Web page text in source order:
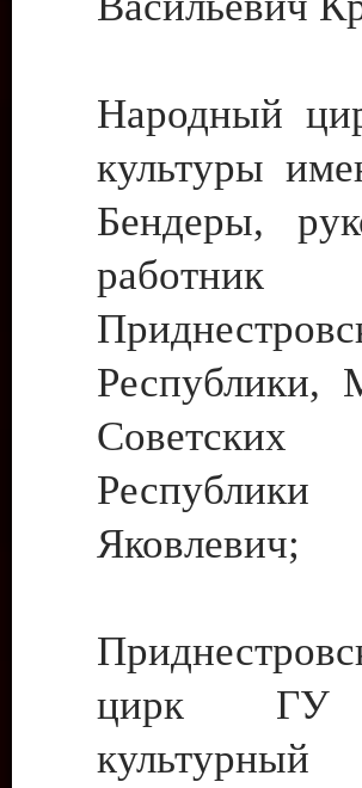
Народный
культуры
Бендеры,
Республики,
Советских
Яковлевич;
цирк ГУ